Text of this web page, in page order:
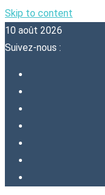
Skip to content
10 août 2026
Suivez-nous :